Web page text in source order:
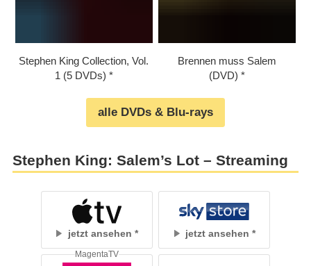
Stephen King Collection, Vol.
1 (5 DVDs)
Brennen muss Salem
(DVD)
alle DVDs & Blu-rays
Stephen King: Salem’s Lot – Streaming
jetzt ansehen jetzt ansehen
MagentaTV